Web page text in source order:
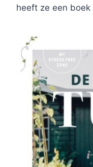
heeft ze een boek